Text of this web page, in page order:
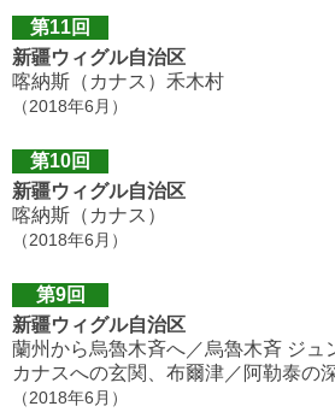
第11回
新疆ウィグル自治区
喀納斯（カナス）禾木村
（2018年6月）
第10回
新疆ウィグル自治区
喀納斯（カナス）
（2018年6月）
第9回
新疆ウィグル自治区
蘭州から烏魯木斉へ／烏魯木斉 ジュ
カナスへの玄関、布爾津／阿勒泰の
（2018年6月）